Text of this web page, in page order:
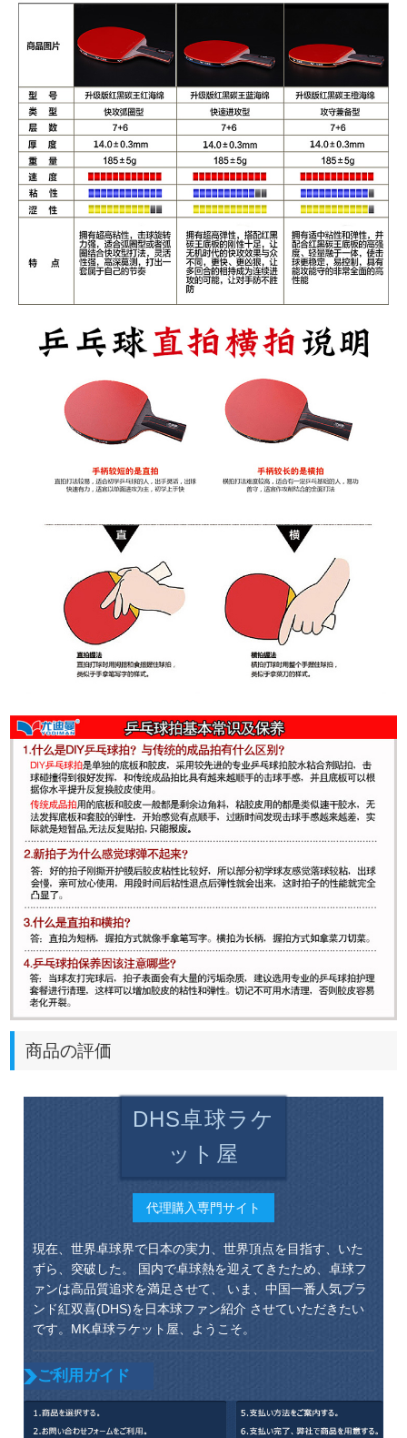
商品の評価
DHS卓球ラケ
ット屋
代理購入専門サイト
現在、世界卓球界で日本の実力、世界頂点を目指す、いた
ずら、突破した。 国内で卓球熱を迎えてきたため、卓球フ
ァンは高品質追求を満足させて、 いま、中国一番人気ブラ
ンド紅双喜(DHS)を日本球ファン紹介 させていただきたい
です。MK卓球ラケット屋、ようこそ。
ご利用ガイド